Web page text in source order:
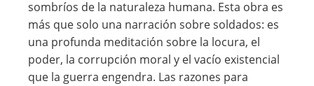
sombríos de la naturaleza humana. Esta obra es
más que solo una narración sobre soldados: es
una profunda meditación sobre la locura, el
poder, la corrupción moral y el vacío existencial
que la guerra engendra. Las razones para